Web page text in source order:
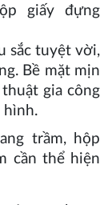
giấy đựng
sắc tuyệt vời,
Bề mặt mịn
gia công
hình.
trầm, hộp
cần thể hiện